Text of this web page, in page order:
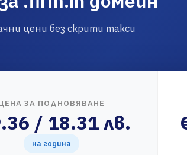
цени без скрити такси
ЗА ПОДНОВЯВАНЕ
/ 18.31 лв.
на година